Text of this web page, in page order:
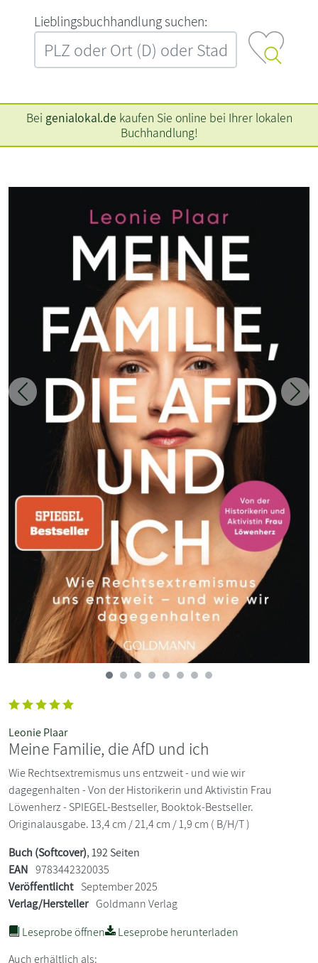
L‍i‍e‍b‍l‍i‍n‍g‍s‍b‍u‍c‍h‍h‍a‍n‍d‍l‍u‍n‍g‍ ‍s‍u‍c‍h‍e‍n‍:‍
Bei genialokal.de kaufen Sie online bei Ihrer lokalen
Buchhandlung!
Zurück
Leonie Plaar
Meine Familie, die AfD und ich
Wie Rechtsextremismus uns entzweit - und wie wir
dagegenhalten - Von der Historikerin und Aktivistin Frau
Löwenherz - SPIEGEL-Bestseller, Booktok-Bestseller.
Originalausgabe. 13,4 cm / 21,4 cm / 1,9 cm ( B/H/T )
Buch (Softcover), 192 Seiten
EAN 9783442320035
Veröffentlicht September 2025
Verlag/Hersteller Goldmann Verlag
Leseprobe öffnen
Leseprobe herunterladen
Auch erhältlich als: